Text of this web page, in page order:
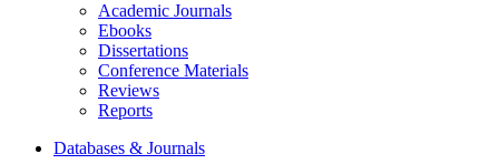
Academic Journals
Ebooks
Dissertations
Conference Materials
Reviews
Reports
Databases & Journals